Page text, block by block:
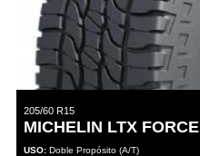
205/60 R15
MICHELIN LTX FORCE
USO: Doble Propósito (A/T)